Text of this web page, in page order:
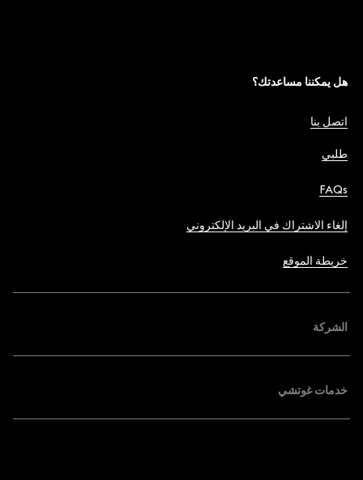
هل يمكننا مساعدتك؟
اتصل بنا
طلبي
FAQs
إلغاء الاشتراك في البريد الإلكتروني
خريطة الموقع
الشركة
خدمات غوتشي